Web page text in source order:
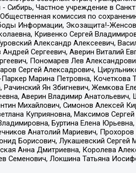
Частное учреждение в
комиссия по
Информации, Экозащита!-
Кривенко Сергей
Александр Алексеевич,
Сергеевич, Аверин Виталий
Пономарев Лев
Сергей Алексадрович,
Марина Петровна, Кочеткова
Рачинский Ян Збигневич, Жемкова
Аверин Владимир
Михайлович, Симонов Алексей
Куприяновна, Максимов
Буртина Елена
Анатолий Мариевич,
Борисович, Лукашевский
Анна Дмитриевна, Королева
Семенович, Локшина Татьяна